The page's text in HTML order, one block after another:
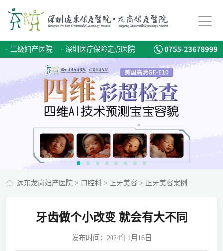
· 二级妇产医院 · 深圳医疗保险定点医院
远东龙岗妇产医院> 口腔科> 正牙美容 > 正牙美容案例
牙齿做个小改变 就会有大不同
发布时间：2024年1月16日